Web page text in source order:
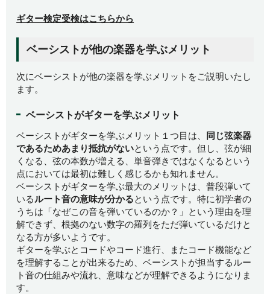
ギター検定受検はこちらから
ベーシストが他の楽器を学ぶメリット
次にベーシストが他の楽器を学ぶメリットをご説明いたし
ます。
ベーシストがギターを学ぶメリット
ベーシストがギターを学ぶメリット１つ目は、 同じ弦楽器
であるためあまり抵抗がないという点です。但し、弦が細
くなる、弦の本数が増える、単音弾きではなくなるという
点においては最初は難しく感じるかも知れません。
ベーシストがギターを学ぶ最大のメリットは、普段弾いて
いるルート音の意味が分かるという点です。特に初学者の
うちは「なぜこの音を弾いているのか？」という理由を理
解できず、根拠のない数字の羅列をただ弾いているだけと
なる方が多いようです。
ギターを学ぶとコードやコード進行、またコード機能など
を理解することが出来るため、ベーシストが担当するルー
ト音の仕組みや流れ、意味などが理解できるようになりま
す。